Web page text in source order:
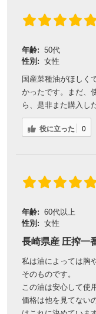
年齢: 50代
性別: 女性
国産菜種油がほしく
かったです。まだ、
ら、是非また購入し
役に立った 0
年齢: 60代以上
性別: 女性
長崎県産 圧搾一
私は油によっては胸
そのものです。
この油は安心して使
価格は他を見てない